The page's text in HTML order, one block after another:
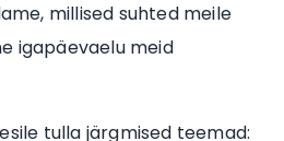
millised suhted meile
igapäevaelu meid
tulla järgmised teemad: